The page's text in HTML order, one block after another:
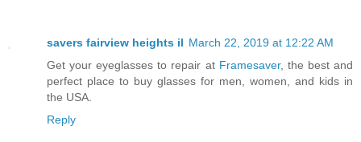
savers fairview heights il March 22, 2019 at 12:22 AM
Get your eyeglasses to repair at Framesaver, the best and
perfect place to buy glasses for men, women, and kids in
the USA.
Reply